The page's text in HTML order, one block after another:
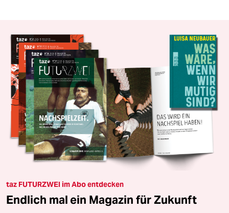
taz FUTURZWEI im Abo entdecken
Endlich mal ein Magazin für Zukunft